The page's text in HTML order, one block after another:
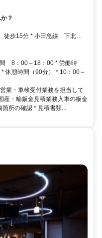
？
* 車通勤不可
間 8：00～18：00 * 労働時
休憩時間（90分） * 10：00～
業・車検受付業務を担当して
産・輸鈑金見積業務入車の板金
箇所の確認 * 見積書類...